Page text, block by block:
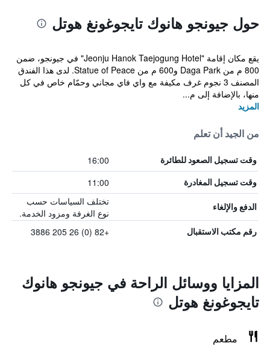
حول جيونجو هانوك تايجوغونغ هوتل
يقع مكان إقامة "Jeonju Hanok Taejogung Hotel" في جيونجو، ضمن
800 م من Daga Park و600 م من Statue of Peace. لدى هذا الفندق
المصنف 3 نجوم غرف مكيفة مع واي فاي مجاني وحمّام خاص في كل
منها، بالإضافة إلى م...
المزيد
من الجيد أن تعلم
وقت تسجيل الصعود للطائرة 16:00
وقت تسجيل المغادرة 11:00
الدفع والإلغاء
تختلف السياسات حسب
نوع الغرفة ومزود الخدمة.
رقم مكتب الاستقبال +82 (0) 26 205 3886
المزايا ووسائل الراحة في جيونجو هانوك
تايجوغونغ هوتل
مطعم